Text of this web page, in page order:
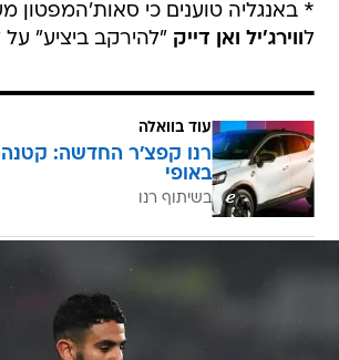
* באנגליה טוענים כי סאות'המפטון
לווירג'יל ואן דייק "להירקב ביציע" על
עוד בוואלה
רנו קפצ'ר החדשה: קטנה
באופי
בשיתוף רנו